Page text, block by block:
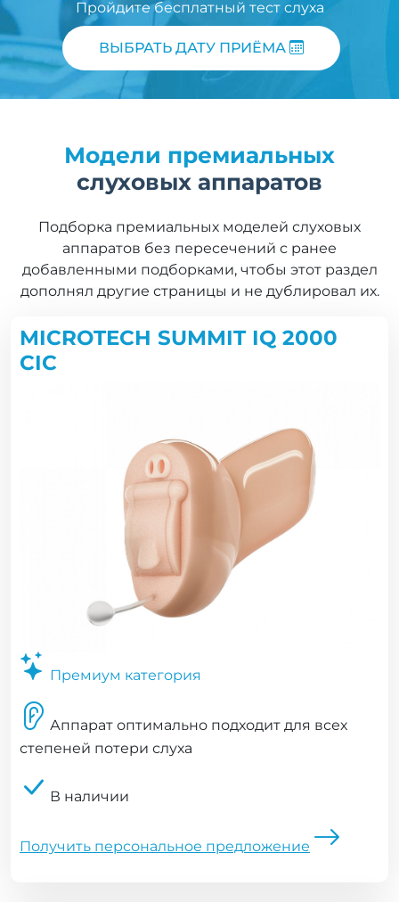
Пройдите бесплатный тест слуха
ВЫБРАТЬ ДАТУ ПРИЁМА
Модели премиальных
слуховых аппаратов
Подборка премиальных моделей слуховых
аппаратов без пересечений с ранее
добавленными подборками, чтобы этот раздел
дополнял другие страницы и не дублировал их.
MICROTECH SUMMIT IQ 2000
CIC
Премиум категория
Аппарат оптимально подходит для всех
степеней потери слуха
В наличии
Получить персональное предложение